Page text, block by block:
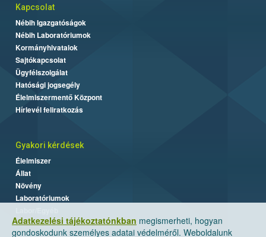
Adatkezelési tájékoztatónkban megismerheti, hogyan
gondoskodunk személyes adatai védelméről. Weboldalunk
Kapcsolat
Nébih Igazgatóságok
Nébih Laboratóriumok
Kormányhivatalok
Sajtókapcsolat
Ügyfélszolgálat
Hatósági jogsegély
Élelmiszermentő Központ
Hírlevél feliratkozás
Gyakori kérdések
Élelmiszer
Állat
Növény
Laboratóriumok